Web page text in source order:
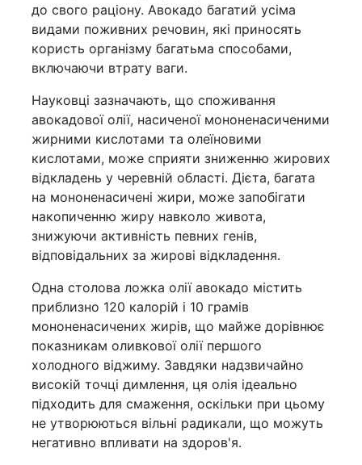
до свого раціону. Авокадо багатий усіма
видами поживних речовин, які приносять
користь організму багатьма способами,
включаючи втрату ваги.
Науковці зазначають, що споживання
авокадової олії, насиченої мононенасиченими
жирними кислотами та олеїновими
кислотами, може сприяти зниженню жирових
відкладень у черевній області. Дієта, багата
на мононенасичені жири, може запобігати
накопиченню жиру навколо живота,
знижуючи активність певних генів,
відповідальних за жирові відкладення.
Одна столова ложка олії авокадо містить
приблизно 120 калорій і 10 грамів
мононенасичених жирів, що майже дорівнює
показникам оливкової олії першого
холодного віджиму. Завдяки надзвичайно
високій точці димлення, ця олія ідеально
підходить для смаження, оскільки при цьому
не утворюються вільні радикали, що можуть
негативно впливати на здоров'я.